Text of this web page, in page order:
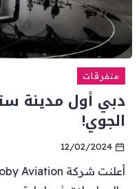
متفرقات
دبي أول مدينة
الجوي!
12/02/2024